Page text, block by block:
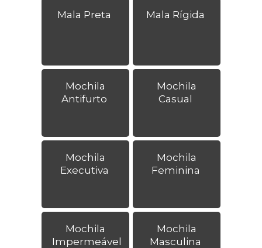
Mala Preta Mala Rígida
Mochila
Antifurto
Mochila
Casual
Mochila
Executiva
Mochila
Feminina
Mochila
Impermeável
Mochila
Masculina